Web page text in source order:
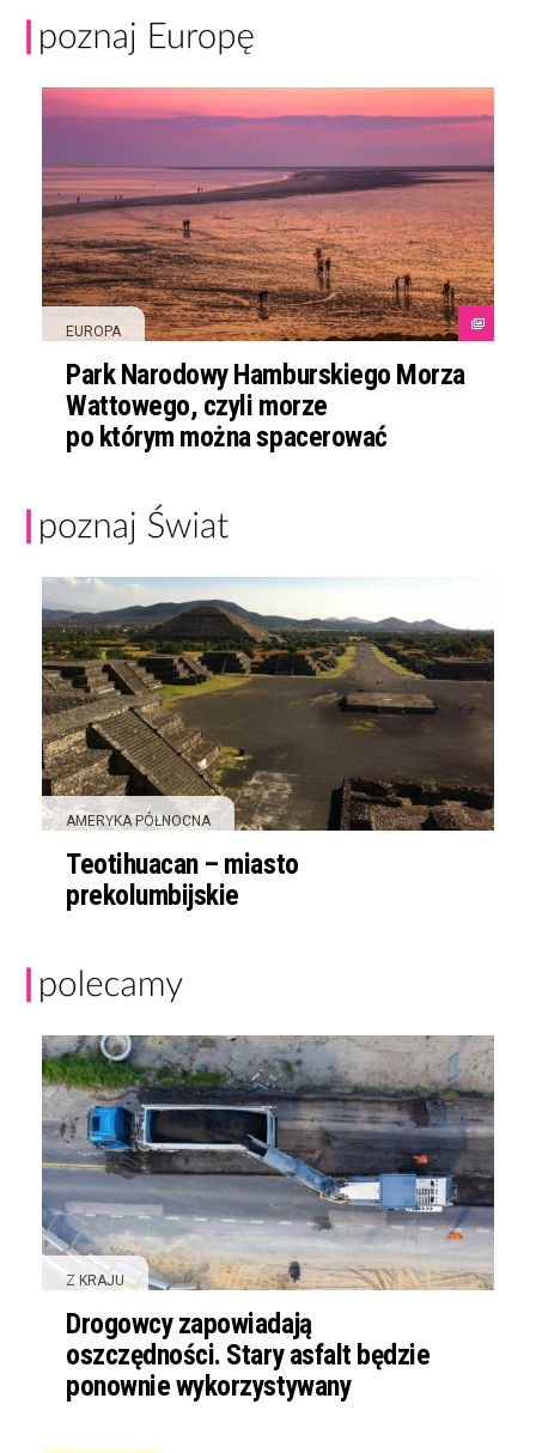
EUROPA
Park Narodowy Hamburskiego Morza
Wattowego, czyli morze
po którym można spacerować
AMERYKA PÓŁNOCNA
Teotihuacan – miasto
prekolumbijskie
Z KRAJU
Drogowcy zapowiadają
oszczędności. Stary asfalt będzie
ponownie wykorzystywany